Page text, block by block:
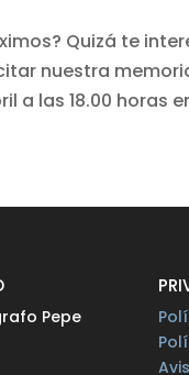
Quizá te
nuestra
a las 18.00 horas
Pepe